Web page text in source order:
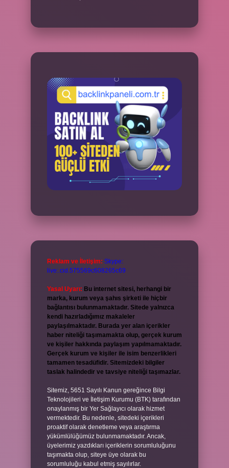
Reklam ve İletişim: Skype:
live:.cid.575569c608265c69
Yasal Uyarı: Bu internet sitesi, herhangi bir
marka, kurum veya şahıs şirketi ile hiçbir
bağlantısı bulunmamaktadır. Sitede yalnızca
kendi hazırladığımız makaleler
paylaşılmaktadır. Burada yer alan içerikler
haber niteliği taşımamakta olup, gerçek kurum
ve kişiler hakkında paylaşım yapılmamaktadır.
Gerçek kurum ve kişiler ile isim benzerlikleri
tamamen tesadüfidir. Sitemizdeki bilgiler
taslak halindedir ve tavsiye niteliği taşımazlar.
Sitemiz, 5651 Sayılı Kanun gereğince Bilgi
Teknolojileri ve İletişim Kurumu (BTK) tarafından
onaylanmış bir Yer Sağlayıcı olarak hizmet
vermektedir. Bu nedenle, sitedeki içerikleri
proaktif olarak denetleme veya araştırma
yükümlülüğümüz bulunmamaktadır. Ancak,
üyelerimiz yazdıkları içeriklerin sorumluluğunu
taşımakta olup, siteye üye olarak bu
sorumluluğu kabul etmiş sayılırlar.